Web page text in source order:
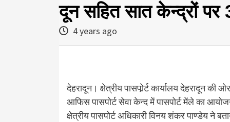
दून सहित सात केन्द्रों पर
4 years ago
देहरादून। क्षेत्रीय पासपोर्र्ट कार्यालय देहरादून
आफिस पासपोर्ट सेवा केन्द में पासपोर्ट मेंले का
क्षेत्रीय पासपोर्ट अधिकारी विनय शंकर पाण्डेय ने